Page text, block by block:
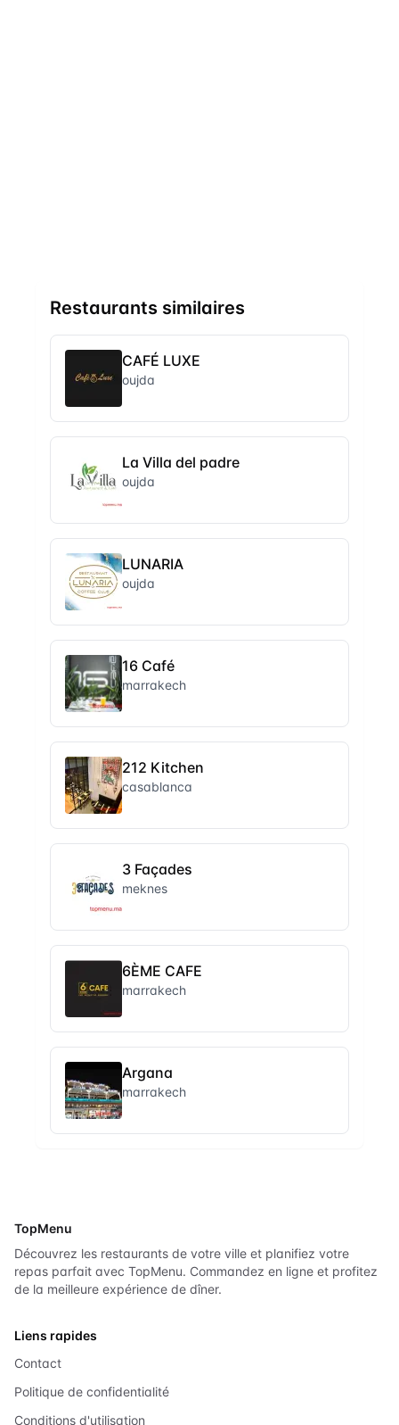
Restaurants similaires
CAFÉ LUXE
oujda
La Villa del padre
oujda
LUNARIA
oujda
16 Café
marrakech
212 Kitchen
casablanca
3 Façades
meknes
6ÈME CAFE
marrakech
Argana
marrakech
TopMenu
Découvrez les restaurants de votre ville et planifiez votre
repas parfait avec TopMenu. Commandez en ligne et profitez
de la meilleure expérience de dîner.
Liens rapides
Contact
Politique de confidentialité
Conditions d'utilisation